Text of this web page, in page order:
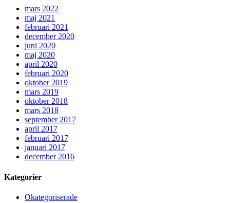
mars 2022
maj 2021
februari 2021
december 2020
juni 2020
maj 2020
april 2020
februari 2020
oktober 2019
mars 2019
oktober 2018
mars 2018
september 2017
april 2017
februari 2017
januari 2017
december 2016
Kategorier
Okategoriserade